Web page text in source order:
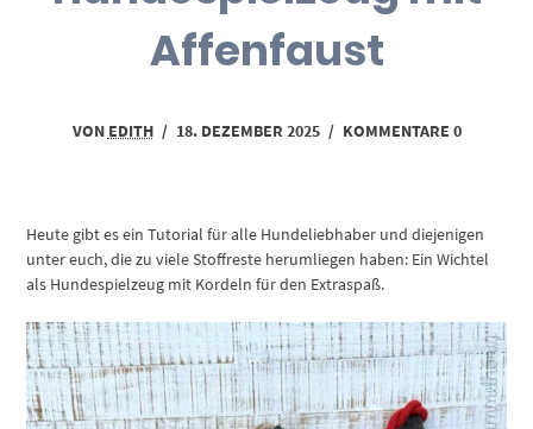
Affenfaust
VON EDITH / 18. DEZEMBER 2025 / KOMMENTARE 0
Heute gibt es ein Tutorial für alle Hundeliebhaber und diejenigen
unter euch, die zu viele Stoffreste herumliegen haben: Ein Wichtel
als Hundespielzeug mit Kordeln für den Extraspaß.